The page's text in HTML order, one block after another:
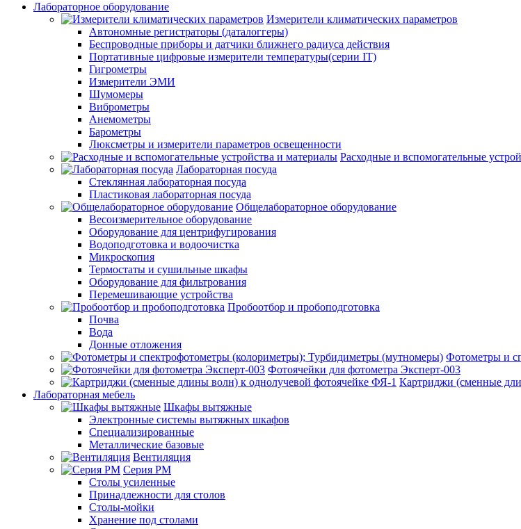
Лабораторное оборудование
Измерители климатических параметров
Автономные регистраторы (даталоггеры)
Беспроводные приборы и датчики ближнего радиуса действия
Портативные цифровые измерители температуры(серии IT)
Гигрометры
Измерители ЭМИ
Шумомеры
Виброметры
Анемометры
Барометры
Люксметры и измерители параметров освещенности
Расходные и вспомогательные
Лабораторная посуда
Стеклянная лабораторная посуда
Пластиковая лабораторная посуда
Общелабораторное оборудование
Весоизмерительное оборудование
Оборудование для центрифугирования
Водоподготовка и водоочистка
Микроскопия
Термостаты и сушильные шкафы
Оборудование для фильтрования
Перемешивающие устройства
Пробоотбор и пробоподготовка
Почва
Вода
Донные отложения
Фотометры и
Фотоячейки для фотометра Эксперт-003
Картриджи (сменные
Лабораторная мебель
Шкафы вытяжные
Электронные системы вытяжных шкафов
Специализированные
Металлические базовые
Вентиляция
Серия РМ
Столы усиленные
Принадлежности для столов
Столы-мойки
Хранение под столами